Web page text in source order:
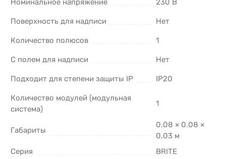
Номинальное напряжение 230 В
Поверхность для надписи Нет
Количество полюсов 1
С полем для надписи Нет
Подходит для степени защиты IP IP20
Количество модулей (модульная
система)
1
Габариты
0.08 × 0.08 ×
0.03 м
Серия
BRITE